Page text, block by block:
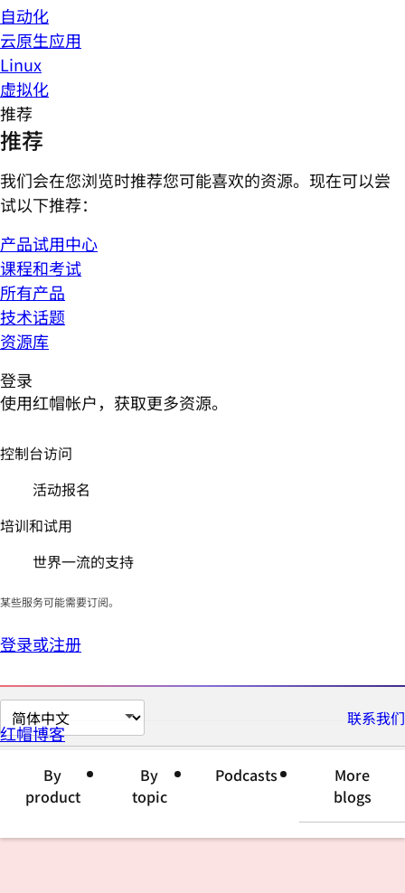
自动化
云原生应用
Linux
虚拟化
推荐
推荐
我们会在您浏览时推荐您可能喜欢的资源。现在可以尝
试以下推荐：
产品试用中心
课程和考试
所有产品
技术话题
资源库
登录
使用红帽帐户，获取更多资源。
控制台访问
活动报名
培训和试用
世界一流的支持
某些服务可能需要订阅。
登录或注册
切
换
言
联系我们
红帽博客
By
product
By
topic
Podcasts
More
blogs